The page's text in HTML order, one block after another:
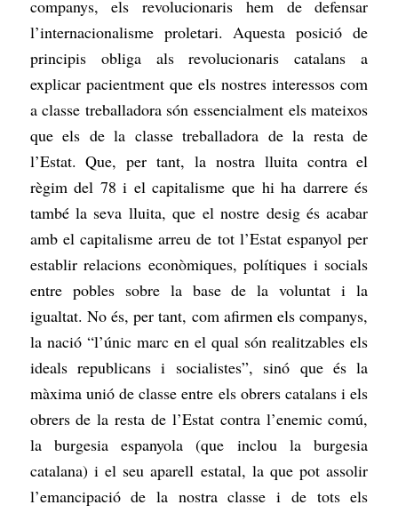
companys, els revolucionaris hem de defensar
l’internacionalisme proletari. Aquesta posició de
principis obliga als revolucionaris catalans a
explicar pacientment que els nostres interessos com
a classe treballadora són essencialment els mateixos
que els de la classe treballadora de la resta de
l’Estat. Que, per tant, la nostra lluita contra el
règim del 78 i el capitalisme que hi ha darrere és
també la seva lluita, que el nostre desig és acabar
amb el capitalisme arreu de tot l’Estat espanyol per
establir relacions econòmiques, polítiques i socials
entre pobles sobre la base de la voluntat i la
igualtat. No és, per tant, com afirmen els companys,
la nació “l’únic marc en el qual són realitzables els
ideals republicans i socialistes”, sinó que és la
màxima unió de classe entre els obrers catalans i els
obrers de la resta de l’Estat contra l’enemic comú,
la burgesia espanyola (que inclou la burgesia
catalana) i el seu aparell estatal, la que pot assolir
l’emancipació de la nostra classe i de tots els